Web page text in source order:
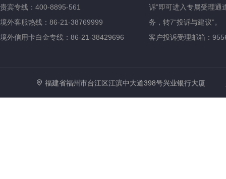
贵宾专线：400-8895-561
境外客服热线：86-21-38769999
境外信用卡白金专线：86-21-38429696
诉”即可进入专属受理通
务，转7“投诉与建议”。
客户投诉受理邮箱：
福建省福州市台江区江滨中大道398号兴业银行大厦